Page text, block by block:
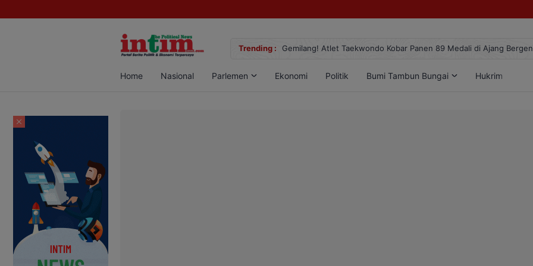
Trending :
Sabu di Pangkalan Bun, Dua Pelaku Diamankan Gemilang! Atlet Taekwondo Kobar Panen 89 Medali di Ajang
Home Nasional Parlemen Ekonomi Politik Bumi Tambun Bungai Hukrim